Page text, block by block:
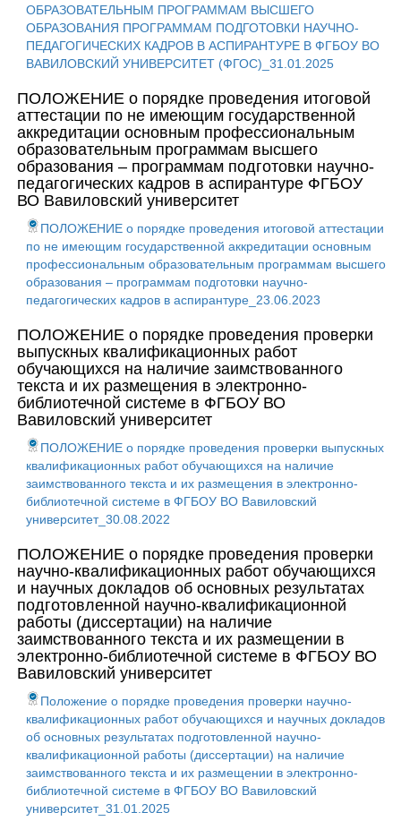
ОБРАЗОВАТЕЛЬНЫМ ПРОГРАММАМ ВЫСШЕГО
ОБРАЗОВАНИЯ ПРОГРАММАМ ПОДГОТОВКИ НАУЧНО-
ПЕДАГОГИЧЕСКИХ КАДРОВ В АСПИРАНТУРЕ В ФГБОУ ВО
ВАВИЛОВСКИЙ УНИВЕРСИТЕТ (ФГОС)_31.01.2025
ПОЛОЖЕНИЕ о порядке проведения итоговой
аттестации по не имеющим государственной
аккредитации основным профессиональным
образовательным программам высшего
образования – программам подготовки научно-
педагогических кадров в аспирантуре ФГБОУ
ВО Вавиловский университет
ПОЛОЖЕНИЕ о порядке проведения итоговой аттестации
по не имеющим государственной аккредитации основным
профессиональным образовательным программам высшего
образования – программам подготовки научно-
педагогических кадров в аспирантуре_23.06.2023
ПОЛОЖЕНИЕ о порядке проведения проверки
выпускных квалификационных работ
обучающихся на наличие заимствованного
текста и их размещения в электронно-
библиотечной системе в ФГБОУ ВО
Вавиловский университет
ПОЛОЖЕНИЕ о порядке проведения проверки выпускных
квалификационных работ обучающихся на наличие
заимствованного текста и их размещения в электронно-
библиотечной системе в ФГБОУ ВО Вавиловский
университет_30.08.2022
ПОЛОЖЕНИЕ о порядке проведения проверки
научно-квалификационных работ обучающихся
и научных докладов об основных результатах
подготовленной научно-квалификационной
работы (диссертации) на наличие
заимствованного текста и их размещении в
электронно-библиотечной системе в ФГБОУ ВО
Вавиловский университет
Положение о порядке проведения проверки научно-
квалификационных работ обучающихся и научных докладов
об основных результатах подготовленной научно-
квалификационной работы (диссертации) на наличие
заимствованного текста и их размещении в электронно-
библиотечной системе в ФГБОУ ВО Вавиловский
университет_31.01.2025